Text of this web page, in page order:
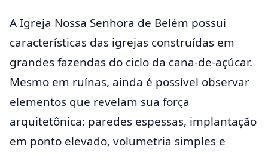
A Igreja Nossa Senhora de Belém possui
características das igrejas construídas em
grandes fazendas do ciclo da cana-de-açúcar.
Mesmo em ruínas, ainda é possível observar
elementos que revelam sua força
arquitetônica: paredes espessas, implantação
em ponto elevado, volumetria simples e